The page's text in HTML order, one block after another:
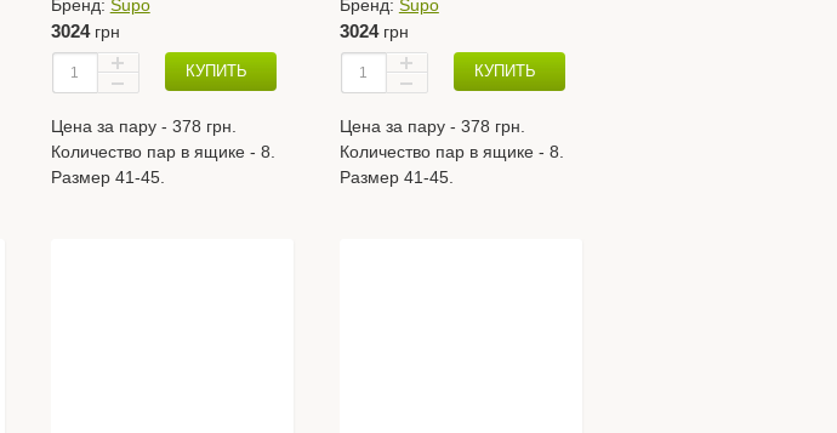
Бренд: Supo
3024 грн
КУПИТЬ
Цена за пару - 378 грн.
Количество пар в ящике - 8.
Размер 41-45.
Бренд: Supo
3024 грн
КУПИТЬ
Цена за пару - 378 грн.
Количество пар в ящике - 8.
Размер 41-45.